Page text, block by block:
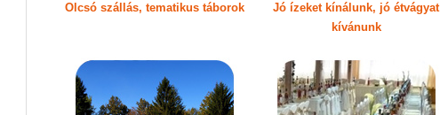
Olcsó szállás, tematikus táborok
Jó ízeket kínálunk, jó étvágyat
kívánunk